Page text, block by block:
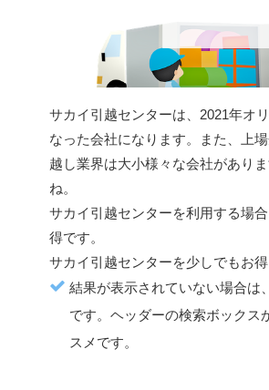
サカイ引越センターは、2021年オ
なった会社になります。また、上
越し業界は大小様々な会社があり
ね。
サカイ引越センター を利用する場
得です。
サカイ引越センター を少しでもお
結果が表示されていない場合は
です。ヘッダーの検索ボックス
スメです。